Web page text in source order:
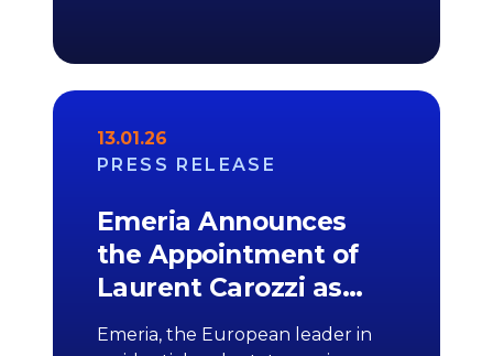
13.01.26
PRESS RELEASE
Emeria Announces
the Appointment of
Laurent Carozzi as…
Emeria, the European leader in